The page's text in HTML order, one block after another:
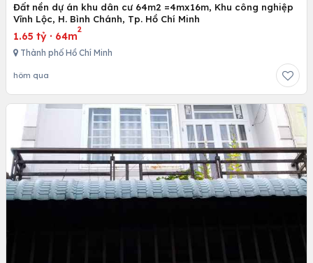
Đất nền dự án khu dân cư 64m2 =4mx16m, Khu công nghiệp
Vĩnh Lộc, H. Bình Chánh, Tp. Hồ Chí Minh
1.65 tỷ · 64m
2
Thành phố Hồ Chí Minh
hôm qua